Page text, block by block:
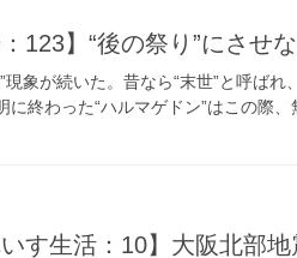
123】“後の祭り”にさせ
象が続いた。昔なら“末世”と呼ばれ
に終わった“ハルマゲドン”はこの
す生活：10】大阪北部地